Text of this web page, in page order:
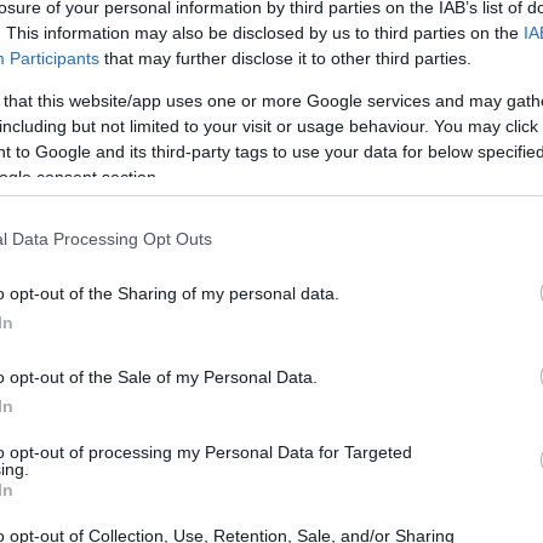
of your personal information by third parties on the IAB’s list of
This information may also be disclosed by us to third parties on the
Participants that may further disclose it to other third parties.
that this website/app uses one or more Google services and may
but not limited to your visit or usage behaviour. You may
to Google and its third-party tags to use your data for below
consent section.
Data Processing Opt Outs
opt-out of the Sharing of my personal data.
opt-out of the Sale of my Personal Data.
opt-out of processing my Personal Data for Targeted
opt-out of Collection, Use, Retention, Sale, and/or Sharing
entre los inversores. La compra de acciones
en circulación, aumentando así el valor de las
un aumento del precio de las acciones, lo que
inversores a largo plazo. Además, la decisión de
señal de confianza en su solidez financiera y en